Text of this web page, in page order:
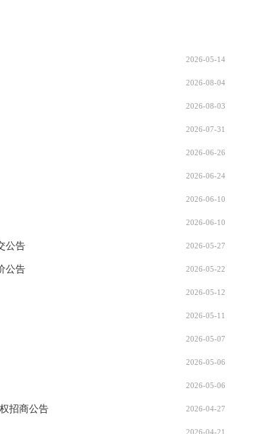
2026-05-14
2026-08-04
2026-08-03
2026-07-31
2026-06-26
2026-06-24
2026-06-10
2026-06-10
公告 2026-05-27
公告 2026-05-22
2026-05-12
2026-05-11
2026-05-07
2026-05-06
2026-05-06
招商公告 2026-04-27
2026-04-21